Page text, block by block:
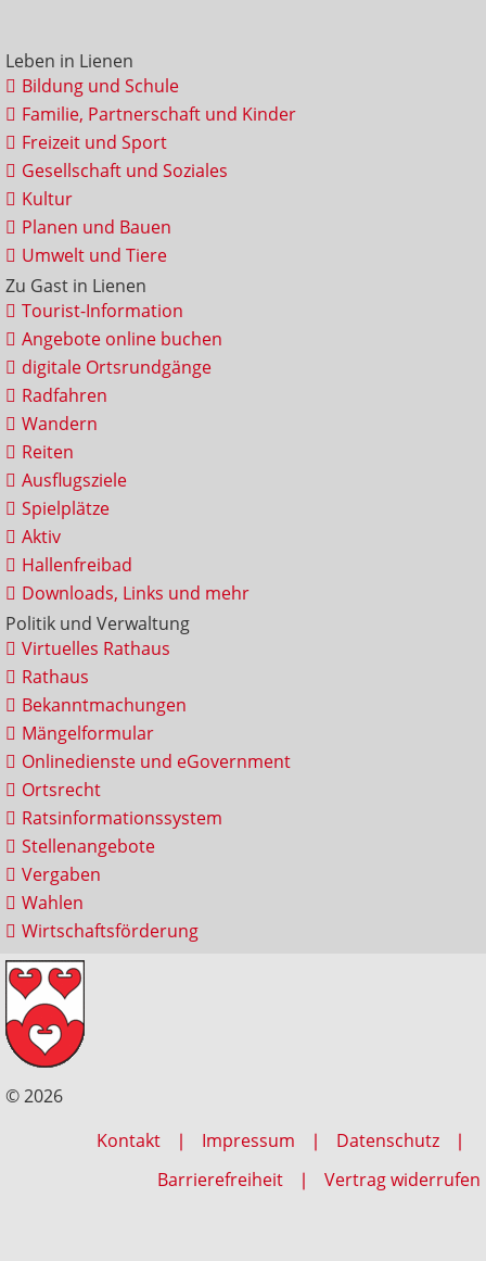
Leben in Lienen
Bildung und Schule
Familie, Partnerschaft und Kinder
Freizeit und Sport
Gesellschaft und Soziales
Kultur
Planen und Bauen
Umwelt und Tiere
Zu Gast in Lienen
Tourist-Information
Angebote online buchen
digitale Ortsrundgänge
Radfahren
Wandern
Reiten
Ausflugsziele
Spielplätze
Aktiv
Hallenfreibad
Downloads, Links und mehr
Politik und Verwaltung
Virtuelles Rathaus
Rathaus
Bekanntmachungen
Mängelformular
Onlinedienste und eGovernment
Ortsrecht
Ratsinformationssystem
Stellenangebote
Vergaben
Wahlen
Wirtschaftsförderung
© 2026
Kontakt
Impressum
Datenschutz
Barrierefreiheit
Vertrag widerrufen